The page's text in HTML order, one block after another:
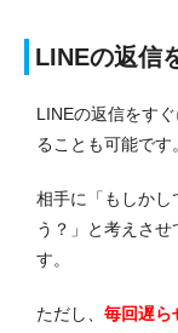
LINEの返信
LINEの返信をす
ることも可能です。
相手に「もしかし
う？」と考えさ
す。
ただし、 毎回遅ら